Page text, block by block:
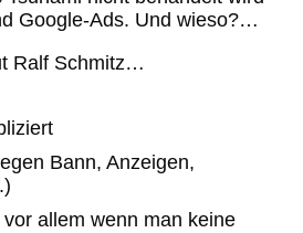
Google-Ads. Und wieso?…
Ralf Schmitz…
Bann, Anzeigen,
allem wenn man keine